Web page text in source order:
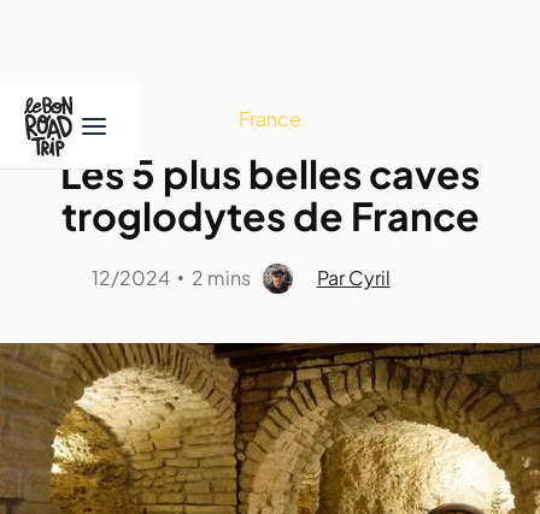
France
Les 5 plus belles caves
troglodytes de France
12/2024 • 2 mins Par Cyril